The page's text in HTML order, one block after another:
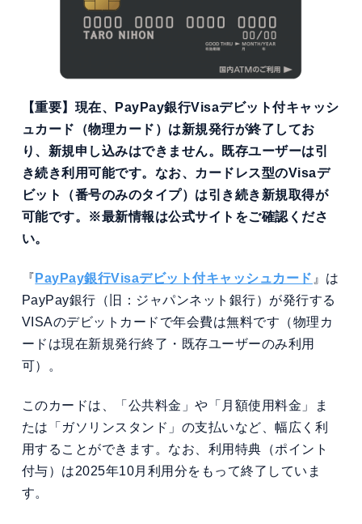
【重要】現在、PayPay銀行Visaデビット付キャッシ
ュカード（物理カード）は新規発行が終了してお
り、新規申し込みはできません。既存ユーザーは引
き続き利用可能です。なお、カードレス型のVisaデ
ビット（番号のみのタイプ）は引き続き新規取得が
可能です。※最新情報は公式サイトをご確認くださ
い。
『 PayPay銀行Visaデビット付キャッシュカード 』は
PayPay銀行（旧：ジャパンネット銀行）が発行する
VISAのデビットカードで年会費は無料です（物理カ
ードは現在新規発行終了・既存ユーザーのみ利用
可）。
このカードは、「公共料金」や「月額使用料金」ま
たは「ガソリンスタンド」の支払いなど、幅広く利
用することができます。なお、利用特典（ポイント
付与）は2025年10月利用分をもって終了していま
す。